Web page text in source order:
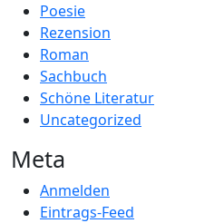
Poesie
Rezension
Roman
Sachbuch
Schöne Literatur
Uncategorized
Meta
Anmelden
Eintrags-Feed